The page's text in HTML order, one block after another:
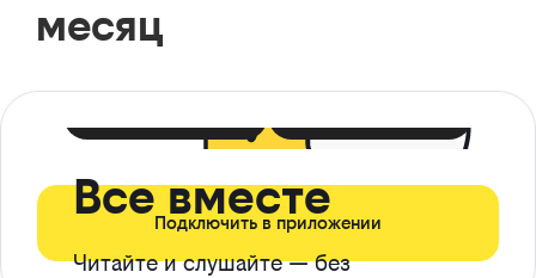
месяц
Все вместе
Читайте и слушайте — без
Подключить в приложении